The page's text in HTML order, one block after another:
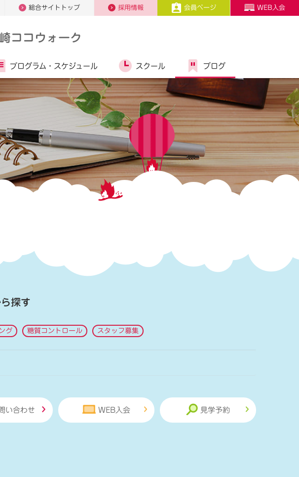
総合サイトトップ 採用情報 会員ページ WEB入会
ココウォーク
プログラム・ スケジュール スクール ブログ
探す
グ 糖質コントロール スタッフ募集
い合わせ WEB入会 見学予約